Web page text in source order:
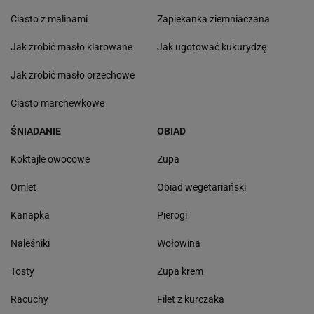
Ciasto z malinami
Jak zrobić masło klarowane
Jak zrobić masło orzechowe
Ciasto marchewkowe
Zapiekanka ziemniaczana
Jak ugotować kukurydzę
ŚNIADANIE
Koktajle owocowe
Omlet
Kanapka
Naleśniki
Tosty
Racuchy
OBIAD
Zupa
Obiad wegetariański
Pierogi
Wołowina
Zupa krem
Filet z kurczaka